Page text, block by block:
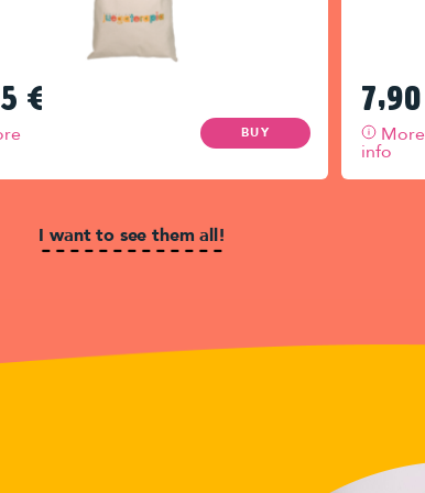
€
BUY
7,90
More
info
I want to see them all!